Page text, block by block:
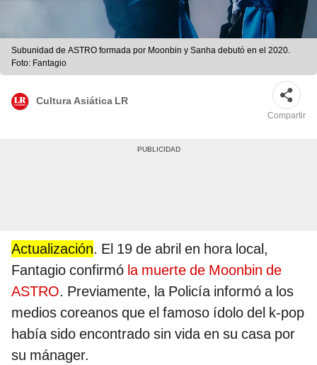
Subunidad de ASTRO formada por Moonbin y Sanha debutó en el 2020.
Foto: Fantagio
Cultura Asiática LR
Compartir
Actualización. El 19 de abril en hora local,
Fantagio confirmó la muerte de Moonbin de
ASTRO. Previamente, la Policía informó a los
medios coreanos que el famoso ídolo del k-pop
había sido encontrado sin vida en su casa por
su mánager.